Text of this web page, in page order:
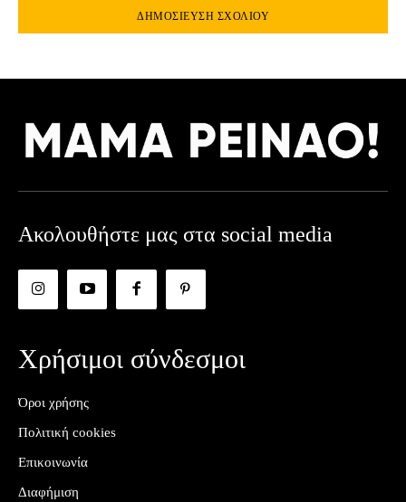
Ακολουθήστε μας στα social media
Χρήσιμοι σύνδεσμοι
Όροι χρήσης
Πολιτική cookies
Επικοινωνία
Διαφήμιση